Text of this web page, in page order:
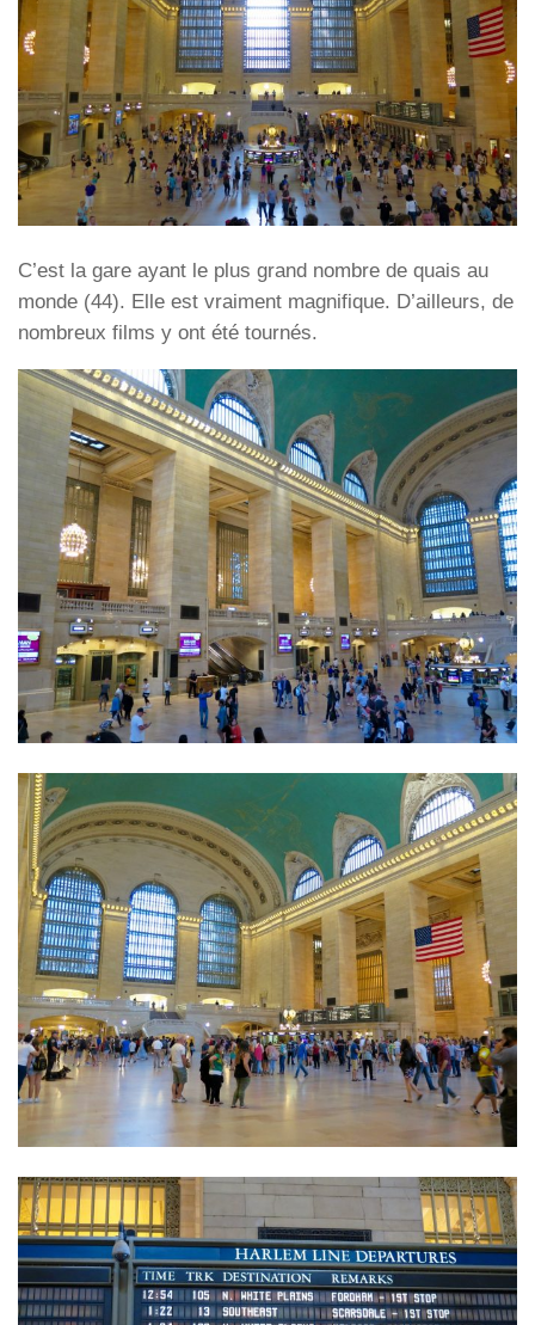
C’est la gare ayant le plus grand nombre de quais au
monde (44). Elle est vraiment magnifique. D’ailleurs, de
nombreux films y ont été tournés.